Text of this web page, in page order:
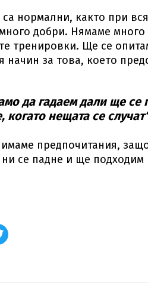
са нормални, както при
добри. Нямаме
тренировки. Ще се
начин за това, което
да гадаем дали ще се
когато нещата се
предпочитания,
се падне и ще